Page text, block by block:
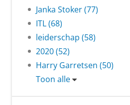
Janka Stoker (77)
ITL (68)
leiderschap (58)
2020 (52)
Harry Garretsen (50)
Toon alle